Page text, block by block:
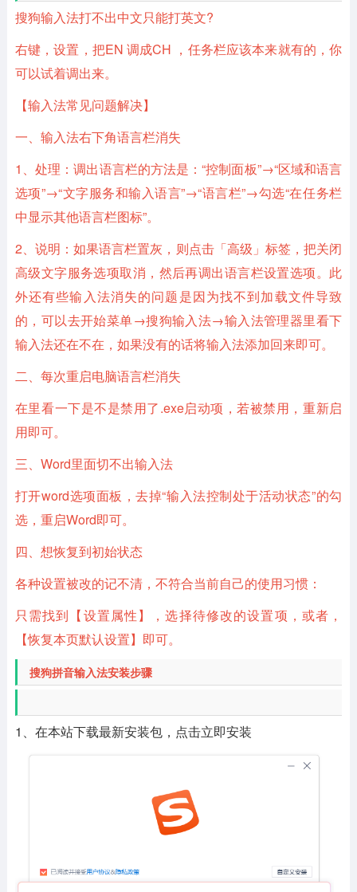
搜狗输入法打不出中文只能打英文?
右键，设置，把EN 调成CH ，任务栏应该本来就有的，你
可以试着调出来。
【输入法常见问题解决】
一、输入法右下角语言栏消失
1、处理：调出语言栏的方法是：“控制面板”→“区域和语言
选项”→“文字服务和输入语言”→“语言栏”→勾选“在任务栏
中显示其他语言栏图标”。
2、说明：如果语言栏置灰，则点击「高级」标签，把关闭
高级文字服务选项取消，然后再调出语言栏设置选项。此
外还有些输入法消失的问题是因为找不到加载文件导致
的，可以去开始菜单→搜狗输入法→输入法管理器里看下
输入法还在不在，如果没有的话将输入法添加回来即可。
二、每次重启电脑语言栏消失
在里看一下是不是禁用了.exe启动项，若被禁用，重新启
用即可。
三、Word里面切不出输入法
打开word选项面板，去掉“输入法控制处于活动状态”的勾
选，重启Word即可。
四、想恢复到初始状态
各种设置被改的记不清，不符合当前自己的使用习惯：
只需找到【设置属性】，选择待修改的设置项，或者，
【恢复本页默认设置】即可。
搜狗拼音输入法安装步骤
1、在本站下载最新安装包，点击立即安装